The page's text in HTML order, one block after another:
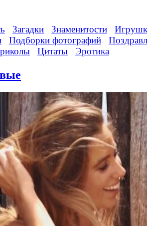
Загадки Знаменитости
Подборки фотографий
Цитаты Эротика